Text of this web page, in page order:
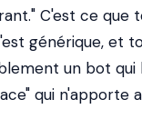
C'est ce que
générique, et
un bot qui
qui n'apporte